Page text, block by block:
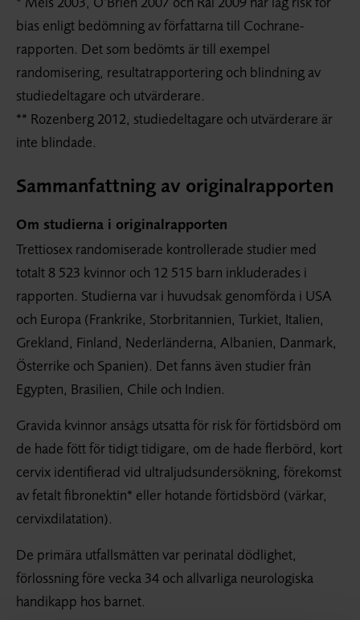
bias enligt bedömning av författarna till Cochrane-
rapporten. Det som bedömts är till exempel
randomisering, resultatrapportering och blindning av
studiedeltagare och utvärderare.
** Rozenberg 2012, studiedeltagare och utvärderare är
inte blindade.
Sammanfattning av originalrapporten
Om studierna i originalrapporten
Trettiosex randomiserade kontrollerade studier med
totalt 8 523 kvinnor och 12 515 barn inkluderades i
rapporten. Studierna var i huvudsak genomförda i USA
och Europa (Frankrike, Storbritannien, Turkiet, Italien,
Grekland, Finland, Nederländerna, Albanien, Danmark,
Österrike och Spanien). Det fanns även studier från
Egypten, Brasilien, Chile och Indien.
Gravida kvinnor ansågs utsatta för risk för förtidsbörd om
de hade fött för tidigt tidigare, om de hade flerbörd, kort
cervix identifierad vid ultraljudsundersökning, förekomst
av fetalt fibronektin* eller hotande förtidsbörd (värkar,
cervixdilatation).
De primära utfallsmåtten var perinatal dödlighet,
förlossning före vecka 34 och allvarliga neurologiska
handikapp hos barnet.